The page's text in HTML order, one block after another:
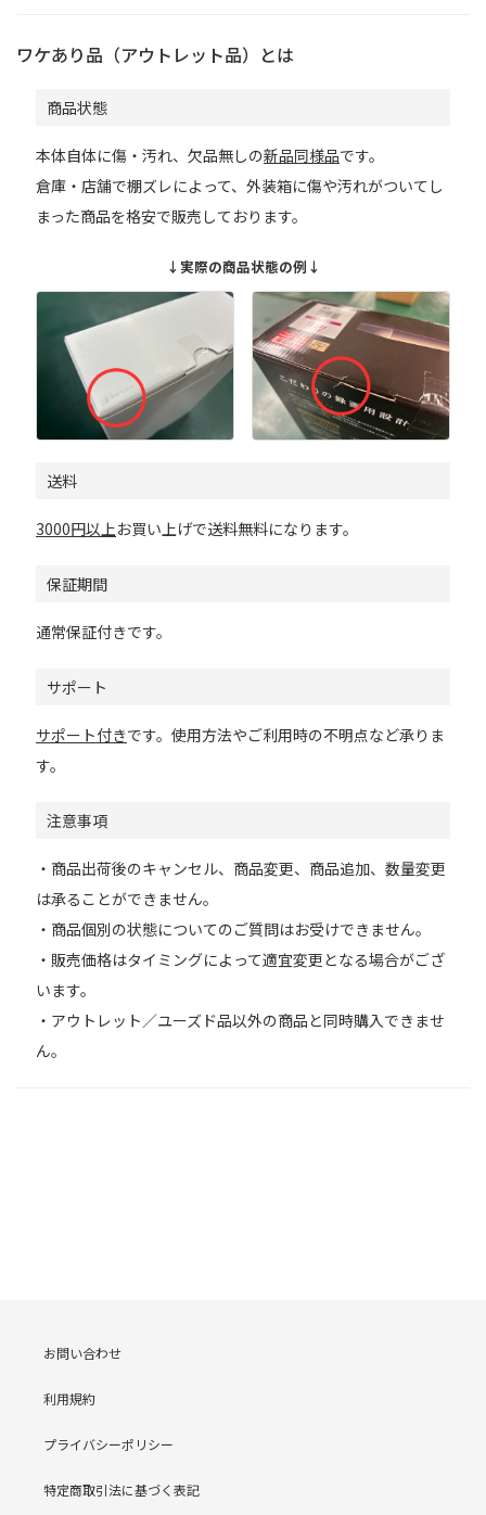
ワケあり品（アウトレット品）とは
商品状態
本体自体に傷・汚れ、欠品無しの新品同様品です。
倉庫・店舗で棚ズレによって、外装箱に傷や汚れがついてし
まった商品を格安で販売しております。
↓実際の商品状態の例↓
送料
3000円以上お買い上げで送料無料になります。
保証期間
通常保証付きです。
サポート
サポート付きです。使用方法やご利用時の不明点など承りま
す。
注意事項
・商品出荷後のキャンセル、商品変更、商品追加、数量変更
は承ることができません。
・商品個別の状態についてのご質問はお受けできません。
・販売価格はタイミングによって適宜変更となる場合がござ
います。
・アウトレット／ユーズド品以外の商品と同時購入できませ
ん。
お問い合わせ
利用規約
プライバシーポリシー
特定商取引法に基づく表記